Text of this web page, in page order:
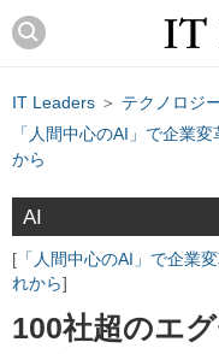
IT Leaders ＞ テクノロジ
「人間中心のAI」で企業
から
AI
「人間中心のAI」で企業
れから
100社超のエ